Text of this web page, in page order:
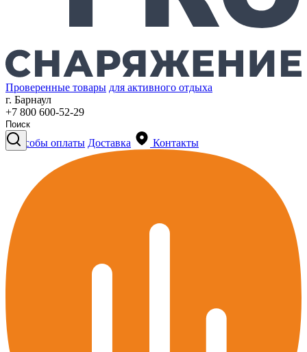
Проверенные товары для активного отдыха
г. Барнаул
+7 800 600-52-29
Способы оплаты Доставка Контакты